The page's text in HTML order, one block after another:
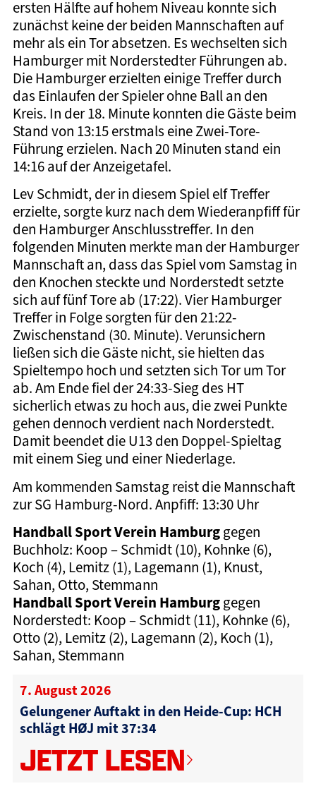
ersten Hälfte auf hohem Niveau konnte sich
zunächst keine der beiden Mannschaften auf
mehr als ein Tor absetzen. Es wechselten sich
Hamburger mit Norderstedter Führungen ab.
Die Hamburger erzielten einige Treffer durch
das Einlaufen der Spieler ohne Ball an den
Kreis. In der 18. Minute konnten die Gäste beim
Stand von 13:15 erstmals eine Zwei-Tore-
Führung erzielen. Nach 20 Minuten stand ein
14:16 auf der Anzeigetafel.
Lev Schmidt, der in diesem Spiel elf Treffer
erzielte, sorgte kurz nach dem Wiederanpfiff für
den Hamburger Anschlusstreffer. In den
folgenden Minuten merkte man der Hamburger
Mannschaft an, dass das Spiel vom Samstag in
den Knochen steckte und Norderstedt setzte
sich auf fünf Tore ab (17:22). Vier Hamburger
Treffer in Folge sorgten für den 21:22-
Zwischenstand (30. Minute). Verunsichern
ließen sich die Gäste nicht, sie hielten das
Spieltempo hoch und setzten sich Tor um Tor
ab. Am Ende fiel der 24:33-Sieg des HT
sicherlich etwas zu hoch aus, die zwei Punkte
gehen dennoch verdient nach Norderstedt.
Damit beendet die U13 den Doppel-Spieltag
mit einem Sieg und einer Niederlage.
Am kommenden Samstag reist die Mannschaft
zur SG Hamburg-Nord. Anpfiff: 13:30 Uhr
Handball Sport Verein Hamburggegen
Buchholz: Koop – Schmidt (10), Kohnke (6),
Koch (4), Lemitz (1), Lagemann (1), Knust,
Sahan, Otto, Stemmann
Handball Sport Verein Hamburggegen
Norderstedt: Koop – Schmidt (11), Kohnke (6),
Otto (2), Lemitz (2), Lagemann (2), Koch (1),
Sahan, Stemmann
7. August 2026
Gelungener Auftakt in den Heide-Cup: HCH
schlägt HØJ mit 37:34
JETZT LESEN